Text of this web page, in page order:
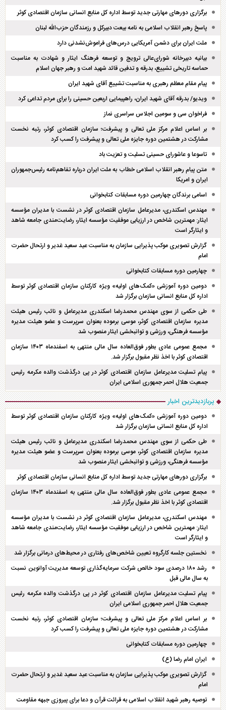
برگزاری دور‌های مهارتی جدید توسط اداره کل منابع انسانی سازمان اقتصادی کوثر
پاسخ رهبر انقلاب اسلامی به نامه بیعت دبیرکل و رزمندگان حزب‌الله لبنان
ملت ایران برای دشمن آمریکایی درس‌های فراموش‌نشدنی دارد
بیانیه دبیرخانه شورای‌عالی ترویج و توسعه فرهنگ ایثار و شهادت به مناسبت
حماسه تاریخی تشییع، بدرقه و تدفین قائد شهید امت و رهبر جهان اسلام
پیام مقام معظم رهبری به مناسبت تشییع آقای شهید ایران
ویدیو/ بدرقه آقای شهید ایران، راهپیمایی اربعین حسینی را برای مردم تداعی کرد
فراخوان سی و سومین اجلاس سراسری نماز
بر اساس اعلام مرکز ملی تعالی و پیشرفت؛ سازمان اقتصادی کوثر، رتبه نخست
مشارکت در هشتمین دوره جایزه ملی تعالی و پیشرفت را کسب کرد
تاسوعا و عاشورای حسینی تسلیت و تعزیت باد
متن پیام رهبر انقلاب اسلامی خطاب به ملت ایران درباره تفاهم‌نامه رئیس‌جمهوران
ایران و امریکا
اسامی برندگان چهارمین دوره مسابقات کتابخوانی
مهندس اسکندری، مدیرعامل سازمان اقتصادی کوثر در نشست با مدیران مؤسسه
ایثار: مهمترین شاخص در ارزیابی موفقیت مؤسسه ایثار، رضایت‌مندی جامعه شاهد
و ایثارگر است
گزارش تصویری موکب پذیرایی سازمان به مناسبت عید سعید غدیر و ارتحال حضرت
امام
چهارمین دوره مسابقات کتابخوانی
دومین دوره آموزشی «کمک‌های اولیه» ویژه کارکنان سازمان اقتصادی کوثر توسط
اداره کل منابع انسانی سازمان برگزار شد
طی حکمی از سوی مهندس محمدرضا اسکندری مدیرعامل و نائب رئیس هیئت
مدیره سازمان اقتصادی کوثر، موسی برموده بعنوان سرپرست و عضو هیئت مدیره
مؤسسه فرهنگی، ورزشی و توانبخشی ایثار منصوب شد
مجمع عمومی عادی بطور فوق‌العاده سال مالی منتهی به اسفند‌ماه ۱۴۰۳ سازمان
اقتصادی کوثر با اخذ نظر مقبول برگزار شد.
پیام تسلیت مدیرعامل سازمان اقتصادی کوثر در پی درگذشت والده مکرمه رئیس
جمعیت هلال احمر جمهوری اسلامی ایران
پربازدیدترین اخبار
دومین دوره آموزشی «کمک‌های اولیه» ویژه کارکنان سازمان اقتصادی کوثر توسط
اداره کل منابع انسانی سازمان برگزار شد
طی حکمی از سوی مهندس محمدرضا اسکندری مدیرعامل و نائب رئیس هیئت
مدیره سازمان اقتصادی کوثر، موسی برموده بعنوان سرپرست و عضو هیئت مدیره
مؤسسه فرهنگی، ورزشی و توانبخشی ایثار منصوب شد
برگزاری دور‌های مهارتی جدید توسط اداره کل منابع انسانی سازمان اقتصادی کوثر
مجمع عمومی عادی بطور فوق‌العاده سال مالی منتهی به اسفند‌ماه ۱۴۰۳ سازمان
اقتصادی کوثر با اخذ نظر مقبول برگزار شد.
مهندس اسکندری، مدیرعامل سازمان اقتصادی کوثر در نشست با مدیران مؤسسه
ایثار: مهمترین شاخص در ارزیابی موفقیت مؤسسه ایثار، رضایت‌مندی جامعه شاهد
و ایثارگر است
نخستین جلسه کارگروه تعیین شاخص‌های رفتاری در محیط‌های درمانی برگزار شد
رشد ۱۸۰ درصدی سود خالص شرکت سرمایه‌گذاری توسعه مدیریت آوانوین نسبت
به سال مالی قبل
پیام تسلیت مدیرعامل سازمان اقتصادی کوثر در پی درگذشت والده مکرمه رئیس
جمعیت هلال احمر جمهوری اسلامی ایران
بر اساس اعلام مرکز ملی تعالی و پیشرفت؛ سازمان اقتصادی کوثر، رتبه نخست
مشارکت در هشتمین دوره جایزه ملی تعالی و پیشرفت را کسب کرد
چهارمین دوره مسابقات کتابخوانی
ایران امام رضا (ع)
گزارش تصویری موکب پذیرایی سازمان به مناسبت عید سعید غدیر و ارتحال حضرت
امام
توصیه رهبر شهید انقلاب اسلامی به قرائت قرآن و دعا برای پیروزی جبهه مقاومت